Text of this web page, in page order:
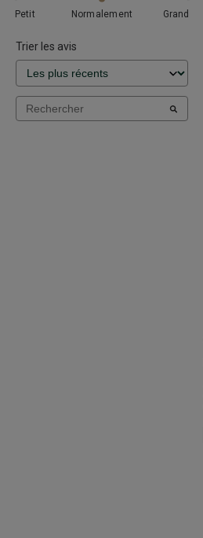
Petit Normalement Grand
Trier les avis